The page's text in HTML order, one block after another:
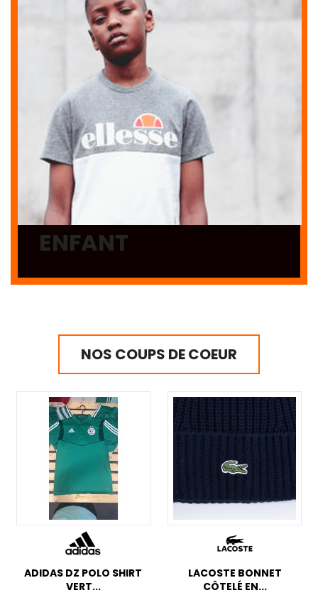
ENFANT
NOS COUPS DE COEUR
ADIDAS DZ POLO SHIRT
VERT...
LACOSTE BONNET
CÔTELÉ EN...